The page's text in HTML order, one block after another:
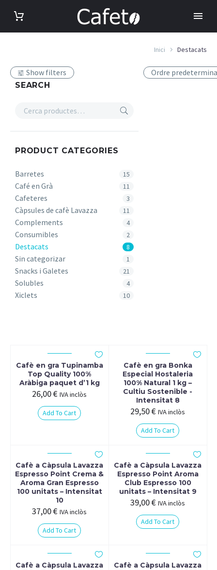
Inici Destacats
Show filters
SEARCH
PRODUCT CATEGORIES
Barretes 15
Café en Grà 11
Cafeteres 3
Càpsules de cafè Lavazza 11
Complements 4
Consumibles 2
Destacats 8
Sin categorizar 1
Snacks i Galetes 21
Solubles 4
Xiclets 10
Ordre
Cafè en gra Tupinamba
Top Quality 100%
Aràbiga paquet d’1 kg
26,00€ IVA inclòs
Add To Cart
Cafè en gra Bonka
Especial Hostaleria
100% Natural 1 kg –
Cultiu Sostenible -
Intensitat 8
29,50€ IVA inclòs
Add To Cart
Cafè a Càpsula Lavazza
Espresso Point Crema &
Aroma Gran Espresso
100 unitats – Intensitat
10
37,00€ IVA inclòs
Add To Cart
Cafè a Càpsula Lavazza
Espresso Point Aroma
Club Espresso 100
unitats – Intensitat 9
39,00€ IVA inclòs
Add To Cart
Cafè a Càpsula Lavazza
Cafè a Càpsula Lavazza